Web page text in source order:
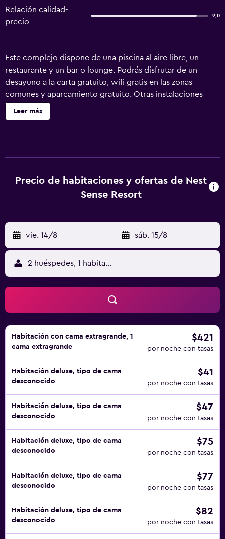
Relación calidad-
precio
9,0
Este complejo dispone de una piscina al aire libre, un
restaurante y un bar o lounge. Podrás disfrutar de un
desayuno a la carta gratuito, wifi gratis en las zonas
comunes y aparcamiento gratuito. Otras instalaciones
incluyen una cafetería, servicios de spa y servicios de
conserjería. Nest Sense Resort ofrece 18 alojamientos con
equipados con ducha, albornoces, zapatillas y artículos de
higiene personal gratuitos. Los huéspedes pueden
incluyen escritorio y teléfono. Se ofrece servicio de
limpieza todos los días. Los servicios de ocio y
esparcimiento en este complejo turístico incluyen una
piscina al aire libre.
Leer más
Precio de habitaciones y ofertas de Nest
Sense Resort
vie. 14/8 - sáb. 15/8
2 huéspedes, 1 habitación
Habitación con cama extragrande, 1
cama extragrande
$421
por noche con tasas
Habitación deluxe, tipo de cama
desconocido
$41
por noche con tasas
Habitación deluxe, tipo de cama
desconocido
$47
por noche con tasas
Habitación deluxe, tipo de cama
desconocido
$75
por noche con tasas
Habitación deluxe, tipo de cama
desconocido
$77
por noche con tasas
Habitación deluxe, tipo de cama
desconocido
$82
por noche con tasas